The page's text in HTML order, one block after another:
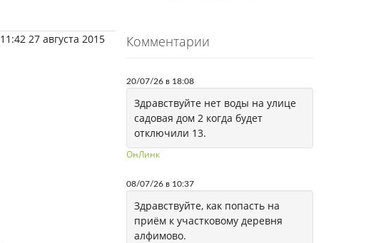
11:42 27 августа 2015 Комментарии
20/07/26 в 18:08
Здравствуйте нет воды на улице
садовая дом 2 когда будет
отключили 13.
ОнЛинк
08/07/26 в 10:37
Здравствуйте, как попасть на
приём к участковому деревня
алфимово.